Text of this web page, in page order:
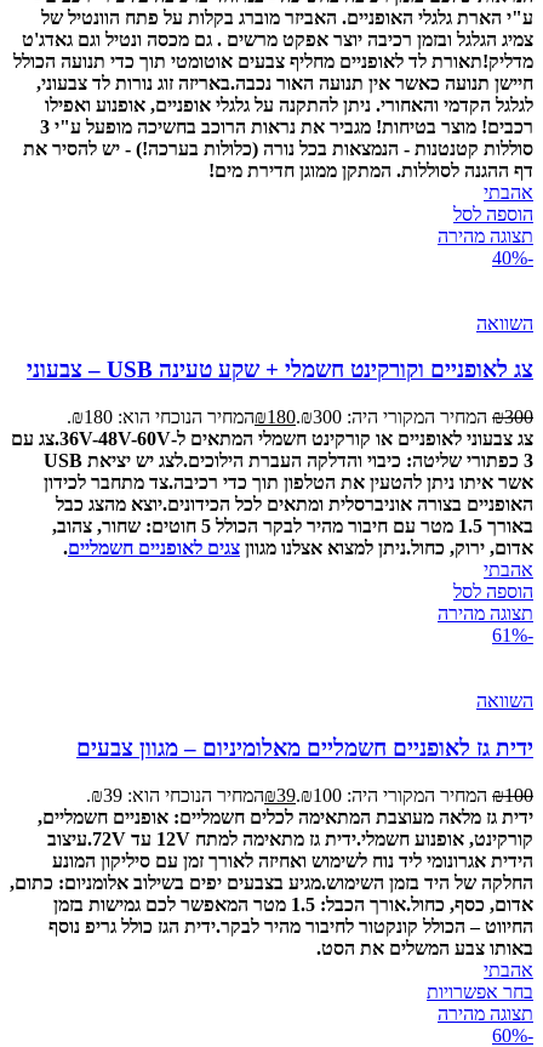
ע"י הארת גלגלי האופניים. האביזר מוברג בקלות על פתח הוונטיל של
צמיג הגלגל ובזמן רכיבה יוצר אפקט מרשים . גם מכסה ונטיל וגם גאדג'ט
מדליק!תאורת לד לאופניים מחליף צבעים אוטומטי תוך כדי תנועה הכולל
חיישן תנועה כאשר אין תנועה האור נכבה.באריזה זוג נורות לד צבעוני,
לגלגל הקדמי והאחורי. ניתן להתקנה על גלגלי אופניים, אופנוע ואפילו
רכבים! מוצר בטיחות! מגביר את נראות הרוכב בחשיכה
מופעל ע"י 3
סוללות קטנטנות - הנמצאות בכל נורה (כלולות בערכה!) - יש להסיר את
דף ההגנה לסוללות. המתקן ממוגן חדירת מים!
אהבתי
הוספה לסל
תצוגה מהירה
-40%
השוואה
צג לאופניים וקורקינט חשמלי + שקע טעינה USB – צבעוני
₪300 המחיר המקורי היה: ₪300. ₪180
המחיר הנוכחי הוא: ₪180.
צג צבעוני לאופניים או קורקינט חשמלי המתאים ל-36V-48V-60V.
צג עם
3 כפתורי שליטה: כיבוי והדלקה העברת הילוכים.
לצג יש יציאת USB
אשר איתו ניתן להטעין את הטלפון תוך כדי רכיבה.צד מתחבר לכידון
האופניים בצורה אוניברסלית ומתאים לכל הכידונים.יוצא מהצג כבל
באורך 1.5 מטר עם חיבור מהיר לבקר הכולל 5 חוטים: שחור, צהוב,
אדום, ירוק, כחול.ניתן למצוא אצלנו מגוון צגים לאופניים חשמליים.
אהבתי
הוספה לסל
תצוגה מהירה
-61%
השוואה
ידית גז לאופניים חשמליים מאלומיניום – מגוון צבעים
₪100 המחיר המקורי היה: ₪100. ₪39
המחיר הנוכחי הוא: ₪39.
ידית גז מלאה מעוצבת המתאימה לכלים חשמליים: אופניים חשמליים,
קורקינט, אופנוע חשמלי.ידית גז מתאימה למתח 12V עד 72V.
עיצוב
הידית אגרונומי ליד נוח לשימוש ואחיזה לאורך זמן עם סיליקון המונע
החלקה של היד בזמן השימוש.מגיע בצבעים יפים בשילוב אלומניום: כתום,
אדום, כסף, כחול.
אורך הכבל: 1.5 מטר המאפשר לכם גמישות בזמן
החיווט – הכולל קונקטור לחיבור מהיר לבקר.ידית הגז כולל גריפ נוסף
באותו צבע המשלים את הסט.
אהבתי
בחר אפשרויות
תצוגה מהירה
-60%